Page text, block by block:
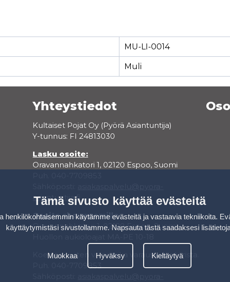
MU-LI-0014
Muli
Yhteystiedot
Kultaiset Pojat Oy (Pyörä Asiantuntija)
Y-tunnus: FI 24813030
Lasku osoite:
Oravannahkatori 1, 02120 Espoo, Suomi
asiantuntija.fi
Osoite showroomille:
Oravannahkatori 1, 02120 Espoo, Suomi
Koeajoa varten varaa aika varauskalenterista.
Puh. 040-7709853
Tämä sivusto käyttää evästeitä
henkilökohtaisemmin käytämme evästeitä ja vastaavia tekniikoita.
käyttäytymistäsi sivustollamme. Napsauta tästä saadaksesi
Muokkaa Hyväksy Kieltäytyä